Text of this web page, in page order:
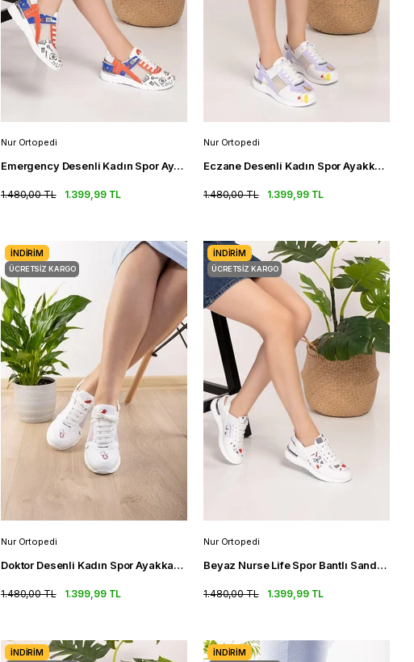
Nur Ortopedi
Emergency Desenli Kadın Spor Ayakkabı Fileli Ortopedik Spor Sandalet
1.399,99 TL
1.480,00 TL
Nur Ortopedi
Eczane Desenli Kadın Spor Ayakkabı Fileli Ortopedik Spor Sandalet
1.399,99 TL
1.480,00 TL
Nur Ortopedi
Doktor Desenli Kadın Spor Ayakkabı Fileli Ortopedik Spor Sandalet
1.399,99 TL
1.480,00 TL
İNDIRIM
ÜCRETSIZ KARGO
Nur Ortopedi
Beyaz Nurse Life Spor Bantlı Sandalet Ortopedik Kadın Sneakers
1.399,99 TL
1.480,00 TL
İNDIRIM
ÜCRETSIZ KARGO
İNDIRIM İNDIRIM